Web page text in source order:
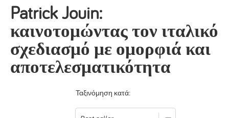
Patrick Jouin:
καινοτομώντας τον ιταλικό
σχεδιασμό με ομορφιά και
αποτελεσματικότητα
Ταξινόμηση κατά: